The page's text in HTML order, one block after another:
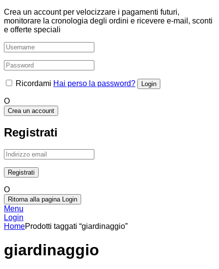
Crea un account per velocizzare i pagamenti futuri,
monitorare la cronologia degli ordini e ricevere e-mail, sconti
e offerte speciali
Ricordami Hai perso la password?
O
Crea un account
Registrati
O
Ritorna alla pagina Login
Menu
Login
HomeProdotti taggati “giardinaggio”
giardinaggio